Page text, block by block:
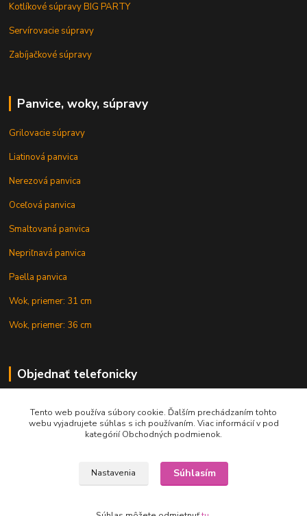
Kotlíkové súpravy BIG PARTY
Servírovacie súpravy
Zabíjačkové súpravy
Panvice, woky, súpravy
Grilovacie súpravy
Liatinová panvica
Nerezová panvica
Oceľová panvica
Smaltovaná panvica
Nepriľnavá panvica
Paella panvica
Wok, priemer: 31 cm
Wok, priemer: 36 cm
Objednať telefonicky
+421 902 212 007
Copyright © 2015-2020 KOTLIK NA GULAS.online, všetky práva vyhradené
Tento web používa súbory cookie. Ďalším prechádzaním tohto
webu vyjadrujete súhlas s ich používaním. Viac informácií v pod
kategórií Obchodných podmienok.
Nastavenia Súhlasím